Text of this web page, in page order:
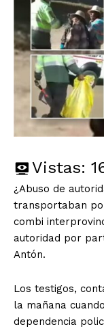
Vistas:
¿Abuso de
transportaban
combi
autoridad por
Antón.
Los testigos,
la mañana
dependencia